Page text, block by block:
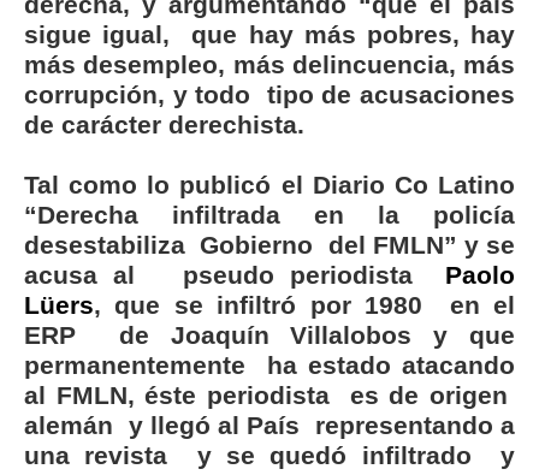
sigue igual, que hay más pobres, hay
más desempleo, más delincuencia, más
corrupción, y todo tipo de acusaciones
de carácter derechista.
Tal como lo publicó el Diario Co Latino
“Derecha infiltrada en la policía
desestabiliza Gobierno del FMLN” y se
acusa al pseudo periodista Paolo
Lüers, que se infiltró por 1980 en el
ERP de Joaquín Villalobos y que
permanentemente ha estado atacando
al FMLN, éste periodista es de origen
alemán y llegó al País representando a
una revista y se quedó infiltrado y